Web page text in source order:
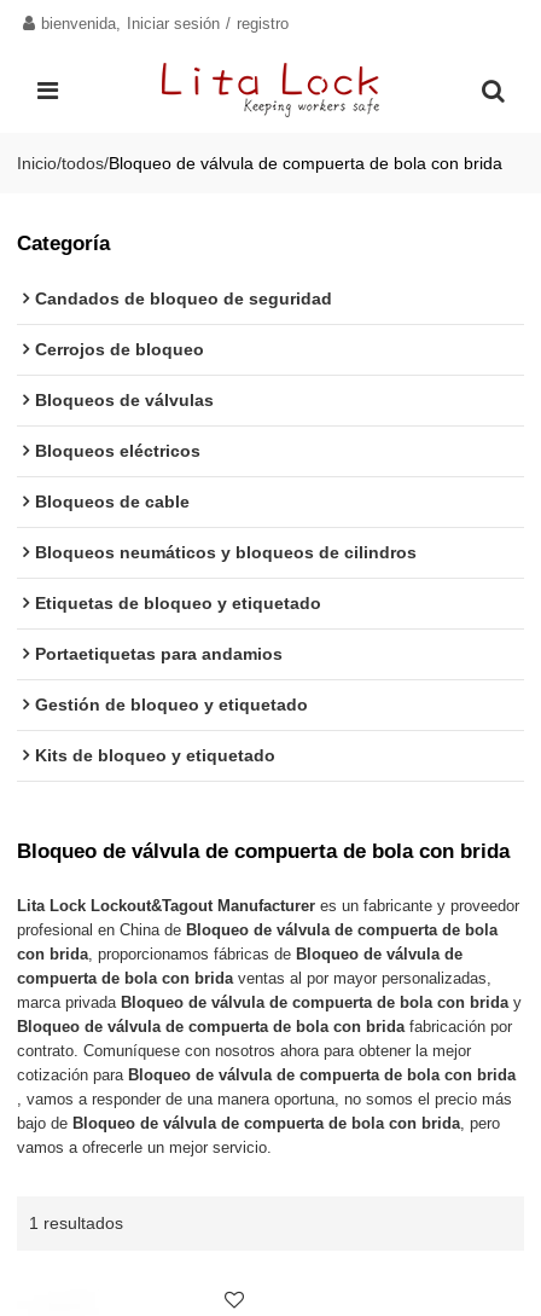
bienvenida, Iniciar sesión / registro
Inicio/todos/Bloqueo de válvula de compuerta de bola con brida
Categoría
Candados de bloqueo de seguridad
Cerrojos de bloqueo
Bloqueos de válvulas
Bloqueos eléctricos
Bloqueos de cable
Bloqueos neumáticos y bloqueos de cilindros
Etiquetas de bloqueo y etiquetado
Portaetiquetas para andamios
Gestión de bloqueo y etiquetado
Kits de bloqueo y etiquetado
Bloqueo de válvula de compuerta de bola con brida
Lita Lock Lockout&Tagout Manufacturer es un fabricante y proveedor
profesional en China de Bloqueo de válvula de compuerta de bola
con brida , proporcionamos fábricas de Bloqueo de válvula de
compuerta de bola con brida ventas al por mayor personalizadas,
marca privada Bloqueo de válvula de compuerta de bola con brida y
Bloqueo de válvula de compuerta de bola con brida fabricación por
contrato. Comuníquese con nosotros ahora para obtener la mejor
cotización para Bloqueo de válvula de compuerta de bola con brida
, vamos a responder de una manera oportuna, no somos el precio más
bajo de Bloqueo de válvula de compuerta de bola con brida , pero
vamos a ofrecerle un mejor servicio.
1 resultados